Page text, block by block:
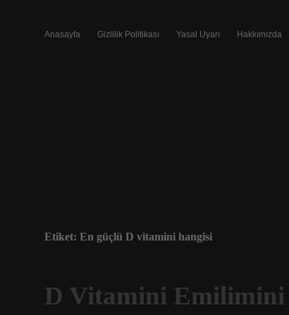
Anasayfa Gizlilik Politikası Yasal Uyarı Hakkımızda
Etiket: En güçlü D vitamini hangisi
D Vitamini Emilimini